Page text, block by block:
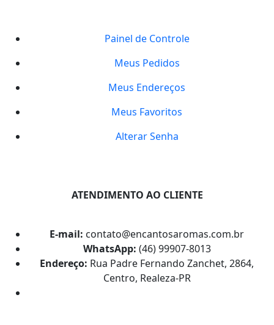
Painel de Controle
Meus Pedidos
Meus Endereços
Meus Favoritos
Alterar Senha
ATENDIMENTO AO CLIENTE
E-mail: contato@encantosaromas.com.br
WhatsApp: (46) 99907-8013
Endereço: Rua Padre Fernando Zanchet, 2864,
Centro, Realeza-PR